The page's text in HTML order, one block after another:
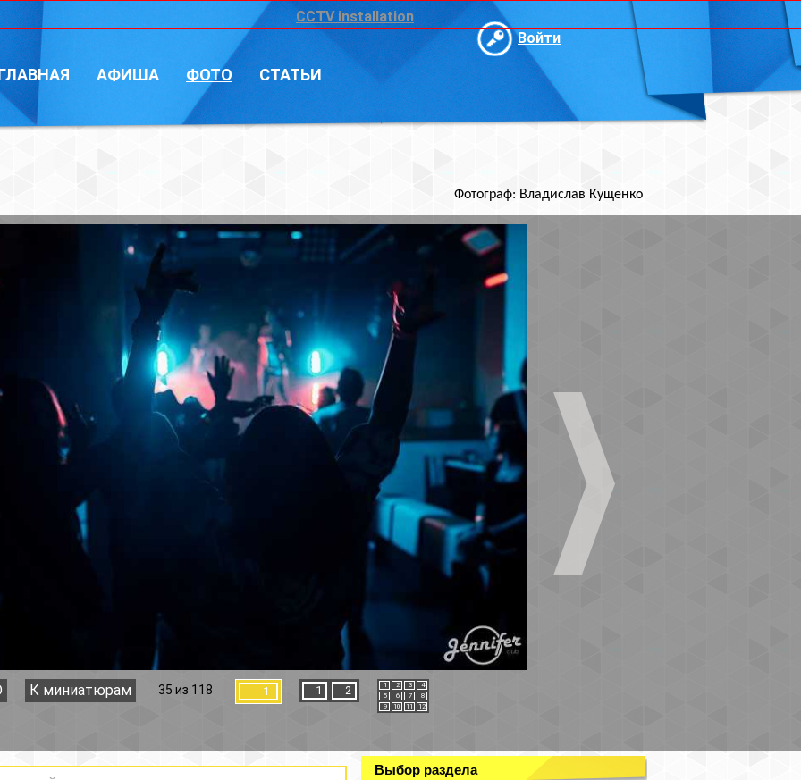
CCTV installation
Войти
ФОТО СТАТЬИ
Фотограф: Владислав Кущенко
35 из 118 1 1 2 2 3
4
8
Выбор раздела